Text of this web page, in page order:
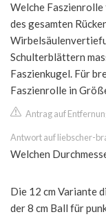
Welche Faszienrolle
des gesamten
Schulterblättern
Faszienkugel. Für
Faszienrolle in
Antrag auf
Antwort auf liebscher-
Welchen
Die 12 cm Variante
der 8 cm Ball für